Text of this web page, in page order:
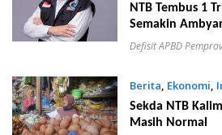
NTB Tembus 1
Semakin
Defisit APBD
Berita, Ekonomi,
26, 2023
Sekda NTB
Masih Normal